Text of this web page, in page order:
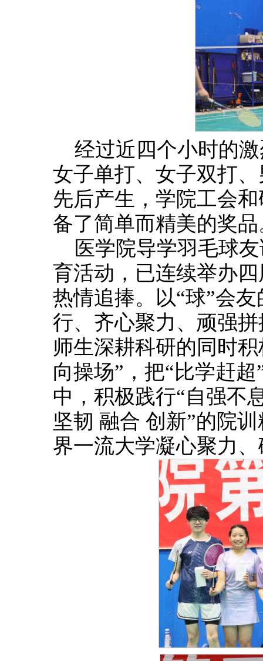
经过近四个小时的
女子单打、女子双打
先后产生，学院工会
备了简单而精美的奖品
医学院导学羽毛球
育活动，已连续举办
热情追捧。以“球”会
行、齐心聚力、顽强
师生深耕科研的同时
向操场”，把“比学赶
中，积极践行“自强不
坚韧 融合 创新”的院
界一流大学凝心聚力